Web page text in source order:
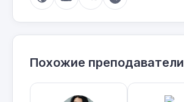
Похожие преподаватели